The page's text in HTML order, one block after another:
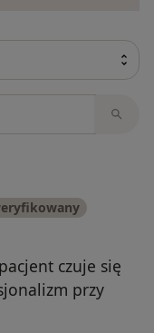
czuje się
przy